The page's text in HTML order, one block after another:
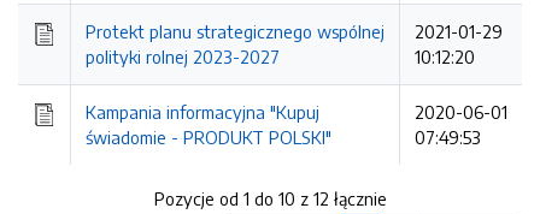
Protekt planu strategicznego wspólnej
polityki rolnej 2023-2027
2021-01-29
10:12:20
Kampania informacyjna "Kupuj
świadomie - PRODUKT POLSKI"
2020-06-01
07:49:53
Pozycje od 1 do 10 z 12 łącznie